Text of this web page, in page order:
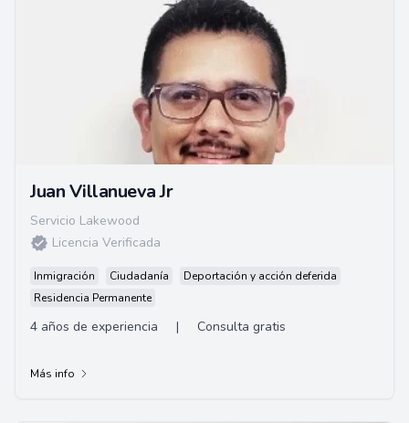
Juan Villanueva Jr
Servicio Lakewood
Licencia Verificada
Inmigración Ciudadanía
Deportación y acción deferida
Residencia Permanente
4 años de experiencia | Consulta gratis
Más info